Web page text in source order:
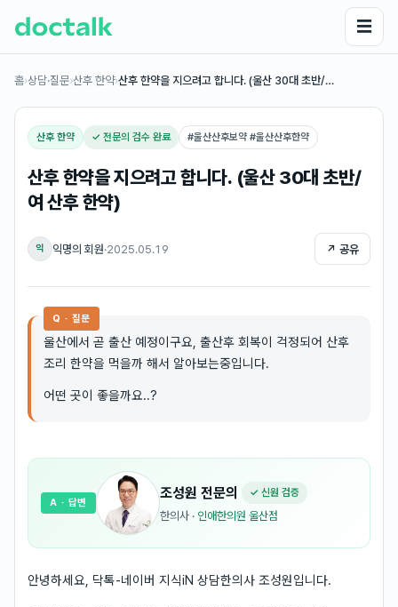
☰
홈›상담·질문›산후 한약›산후 한약을 지으려고 합니다. (울산 30대 초반/…
산후 한약 ✓ 전문의 검수 완료 #울산산후보약 #울산산후한약
산후 한약을 지으려고 합니다. (울산 30대 초반/
여 산후 한약)
익 익명의 회원·2025.05.19 ↗ 공유
Q · 질문
울산에서 곧 출산 예정이구요, 출산후 회복이 걱정되어 산후
조리 한약을 먹을까 해서 알아보는중입니다.
어떤 곳이 좋을까요..?
조성원 전문의 ✓ 신원 검증
한의사 · 인애한의원 울산점
A · 답변
안녕하세요, 닥톡-네이버 지식iN 상담한의사 조성원입니다.